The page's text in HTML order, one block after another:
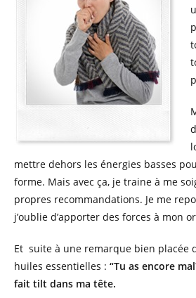
mettre dehors les énergies basses
forme. Mais avec ça, je traine à me
propres recommandations. Je me
j’oublie d’apporter des forces à mon
Et suite à une remarque bien placée
huiles essentielles : “Tu as encore
fait tilt dans ma tête.